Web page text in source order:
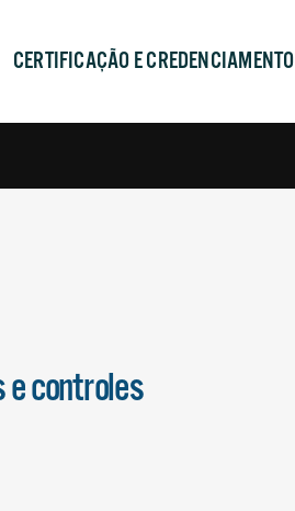
CERTIFICAÇÃO E CREDENCIAMENTO
e controles